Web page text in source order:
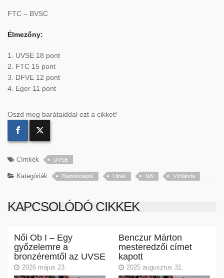
FTC – BVSC
Élmezőny:
1. UVSE 18 pont
2. FTC 15 pont
3. DFVE 12 pont
4. Eger 11 pont
Oszd meg barátaiddal ezt a cikket!
Címkék UVSE
Kategóriák Bajnokságok Hirek Női Vízilabda
KAPCSOLÓDÓ CIKKEK
Női Ob I – Egy
győzelemre a
bronzéremtől az UVSE
2026 május 23.
Benczur Márton
mesteredzői címet
kapott
2025 augusztus 31.